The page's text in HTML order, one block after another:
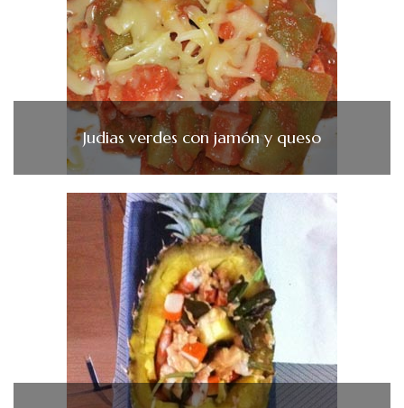
Judias verdes con jamón y queso